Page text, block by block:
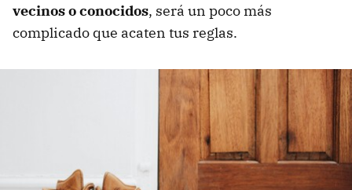
vecinos o conocidos, será un poco más
complicado que acaten tus reglas.